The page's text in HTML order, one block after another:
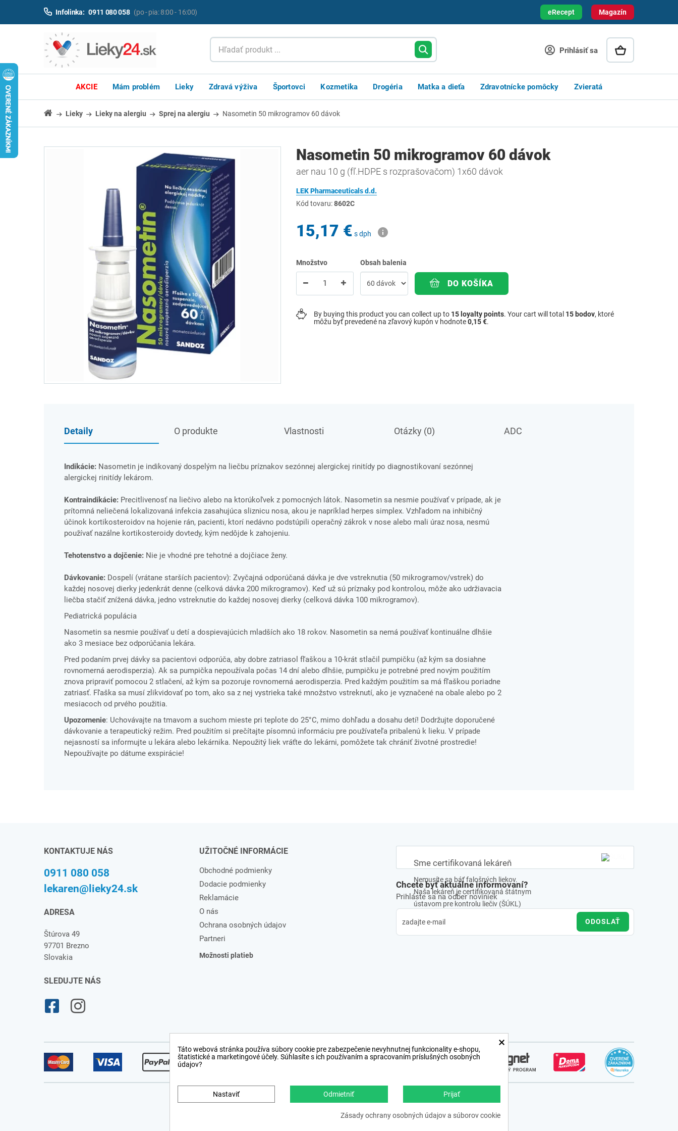
Magazín
Infolinka: 0911 080 058 (po - pia: 8:00 - 16:00) eRecept
Prihlásiť sa
AKCIE Mám problém Lieky Zdravá výživa Športovci Kozmetika Drogéria Matka a dieťa Zdravotnícke pomôcky Zvieratá
Lieky Lieky na alergiu Sprej na alergiu Nasometin 50 mikrogramov 60 dávok
Nasometin 50 mikrogramov 60 dávok
aer nau 10 g (fľ.HDPE s rozprašovačom) 1x60 dávok
LEK Pharmaceuticals d.d.
Kód tovaru:8602C
15,17 € s dph
Množstvo Obsah balenia
DO KOŠÍKA
By buying this product you can collect up to 15 loyalty points. Your cart will total 15 bodov, ktoré
môžu byť prevedené na zľavový kupón v hodnote0,15 €.
Detaily O produkte Vlastnosti Otázky (0) ADC
Indikácie: Nasometin je indikovaný dospelým na liečbu príznakov sezónnej alergickej rinitídy po diagnostikovaní sezónnej
alergickej rinitídy lekárom.
Kontraindikácie: Precitlivenosť na liečivo alebo na ktorúkoľvek z pomocných látok. Nasometin sa nesmie používať v prípade, ak je
prítomná neliečená lokalizovaná infekcia zasahujúca sliznicu nosa, akou je napríklad herpes simplex. Vzhľadom na inhibičný
účinok kortikosteroidov na hojenie rán, pacienti, ktorí nedávno podstúpili operačný zákrok v nose alebo mali úraz nosa, nesmú
používať nazálne kortikosteroidy dovtedy, kým nedôjde k zahojeniu.
Tehotenstvo a dojčenie: Nie je vhodné pre tehotné a dojčiace ženy.
Dávkovanie: Dospelí (vrátane starších pacientov): Zvyčajná odporúčaná dávka je dve vstreknutia (50 mikrogramov/vstrek) do
každej nosovej dierky jedenkrát denne (celková dávka 200 mikrogramov). Keď už sú príznaky pod kontrolou, môže ako udržiavacia
liečba stačiť znížená dávka, jedno vstreknutie do každej nosovej dierky (celková dávka 100 mikrogramov).
Pediatrická populácia
Nasometin sa nesmie používať u detí a dospievajúcich mladších ako 18 rokov. Nasometin sa nemá používať kontinuálne dlhšie
ako 3 mesiace bez odporúčania lekára.
Pred podaním prvej dávky sa pacientovi odporúča, aby dobre zatriasol fľaškou a 10-krát stlačil pumpičku (až kým sa dosiahne
rovnomerná aerodisperzia). Ak sa pumpička nepoužívala počas 14 dní alebo dlhšie, pumpičku je potrebné pred novým použitím
znova pripraviť pomocou 2 stlačení, až kým sa pozoruje rovnomerná aerodisperzia. Pred každým použitím sa má fľaškou poriadne
zatriasť. Fľaška sa musí zlikvidovať po tom, ako sa z nej vystrieka také množstvo vstreknutí, ako je vyznačené na obale alebo po 2
mesiacoch od prvého použitia.
Upozornenie: Uchovávajte na tmavom a suchom mieste pri teplote do 25°C, mimo dohľadu a dosahu detí! Dodržujte doporučené
dávkovanie a terapeutický režim. Pred použitím si prečítajte písomnú informáciu pre používateľa pribalenú k lieku. V prípade
nejasností sa informujte u lekára alebo lekárnika. Nepoužitý liek vráťte do lekárni, pomôžete tak chrániť životné prostredie!
Nepoužívajte po dátume exspirácie!
Sme certifikovaná lekáreň
Nemusíte sa báť falošných liekov.
Naša lekáreň je certifikovaná štátnym
ústavom pre kontrolu liečiv (ŠÚKL)
KONTAKTUJE NÁS
0911 080 058
lekaren@lieky24.sk
ADRESA
Štúrova 49
97701 Brezno
Slovakia
SLEDUJTE NÁS
UŽITOČNÉ INFORMÁCIE
Obchodné podmienky
Dodacie podmienky
Reklamácie
O nás
Ochrana osobných údajov
Partneri
Možnosti platieb
Chcete byť aktuálne informovaní?
Prihláste sa na odber noviniek
ODOSLAŤ
Copyright © 2012 − 2026 webdesign ,ppc › netsuccess.sk
×
Táto webová stránka používa súbory cookie pre zabezpečenie nevyhnutnej funkcionality e-shopu,
štatistické a marketingové účely. Súhlasíte s ich používaním a spracovaním príslušných osobných
údajov?
Nastaviť Odmietniť Prijať
Zásady ochrany osobných údajov a súborov cookie